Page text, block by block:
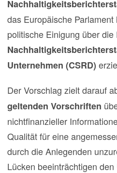
das Europäische
politische Einigung über
Unternehmen (CSRD)
Der Vorschlag zielt darauf
geltenden Vorschriften
nichtfinanzieller
Qualität für eine
durch die Anlegenden
Lücken beeinträchtigen